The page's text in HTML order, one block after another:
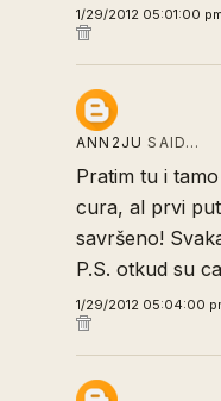
1/29/2012 05:01:00 pm
ANN2JU SAID…
Pratim tu i
cura, al prvi
savršeno!
P.S. otkud su
1/29/2012 05:04:00